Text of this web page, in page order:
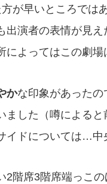
が早いところでは
出演者の表情が見
によってはこの劇場
かな印象があった
ました（噂による
ドについては…中
2階席3階席端っこ